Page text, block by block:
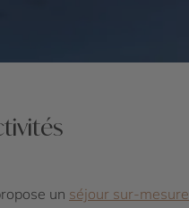
un séjour sur-mesure